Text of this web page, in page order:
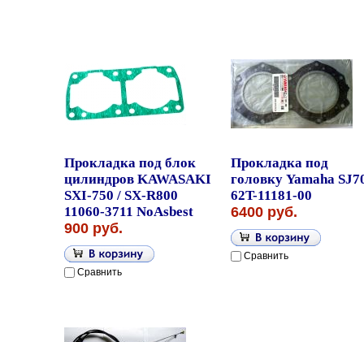
Прокладка под блок
цилиндров KAWASAKI
SXI-750 / SX-R800
11060-3711 NoAsbest
900 руб.
Сравнить
Прокладка под
головку Yamaha
62T-11181-00
6400 руб.
Сравнить